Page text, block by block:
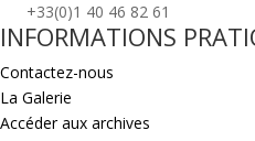
+33(0)1 40 46 82 61
INFORMATIONS
Contactez-nous
La Galerie
Accéder aux archives